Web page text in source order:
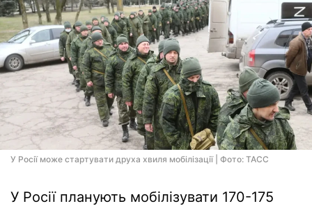
У Росії може стартувати друха хвиля мобілізації | Фото: ТАСС
У Росії планують мобілізувати 170-175